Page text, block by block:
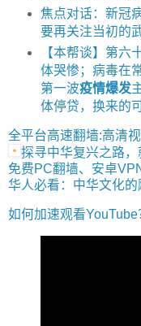
焦点对话：新冠
要再关注当初的
【本帮谈】第六
体哭惨；病毒在
第一波疫情爆发
体停贷，换来的
全平台高速翻墙:高清
探寻中华复兴之路，
免费PC翻墙、安卓
华人必看：中华文化
如何加速观看YouTube